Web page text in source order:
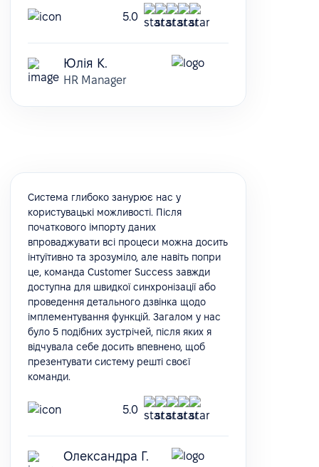
5.0
Юлія К.
HR Manager
Система глибоко занурює нас у
користувацькі можливості. Після
початкового імпорту даних
впроваджувати всі процеси можна досить
інтуїтивно та зрозуміло, але навіть попри
це, команда Customer Success завжди
доступна для швидкої синхронізації або
проведення детального дзвінка щодо
імплементування функцій. Загалом у нас
було 5 подібних зустрічей, після яких я
відчувала себе досить впевнено, щоб
презентувати систему решті своєї
команди.
5.0
Олександра Г.